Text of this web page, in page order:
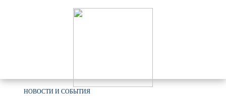
НОВОСТИ И СОБЫТИЯ